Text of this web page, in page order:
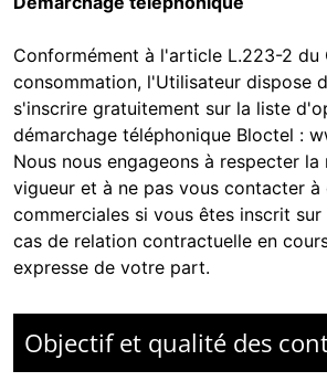
Conformément à l'article L.223-2 du
consommation, l'Utilisateur dispose
s'inscrire gratuitement sur la liste
démarchage téléphonique Bloctel :
Nous nous engageons à respecter
vigueur et à ne pas vous contacter à
commerciales si vous êtes inscrit
cas de relation contractuelle en
expresse de votre part.
Objectif et qualité des